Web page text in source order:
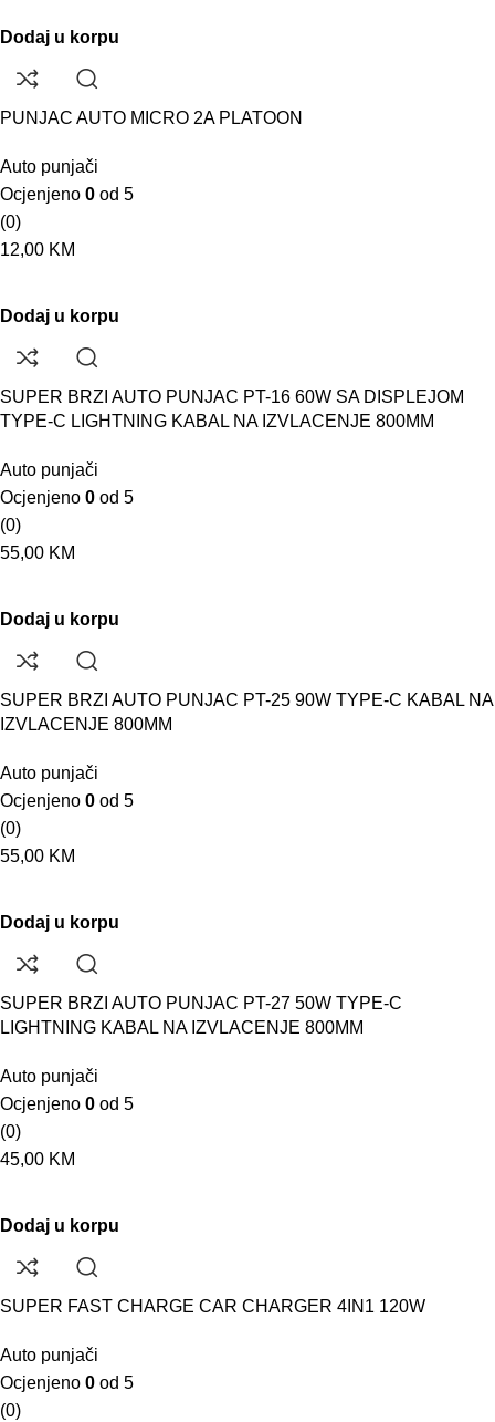
Dodaj u korpu
PUNJAC AUTO MICRO 2A PLATOON
Auto punjači
Ocjenjeno 0 od 5
(0)
12,00 KM
Dodaj u korpu
SUPER BRZI AUTO PUNJAC PT-16 60W SA DISPLEJOM
TYPE-C LIGHTNING KABAL NA IZVLACENJE 800MM
Auto punjači
Ocjenjeno 0 od 5
(0)
55,00 KM
Dodaj u korpu
SUPER BRZI AUTO PUNJAC PT-25 90W TYPE-C KABAL NA
IZVLACENJE 800MM
Auto punjači
Ocjenjeno 0 od 5
(0)
55,00 KM
Dodaj u korpu
SUPER BRZI AUTO PUNJAC PT-27 50W TYPE-C
LIGHTNING KABAL NA IZVLACENJE 800MM
Auto punjači
Ocjenjeno 0 od 5
(0)
45,00 KM
Dodaj u korpu
SUPER FAST CHARGE CAR CHARGER 4IN1 120W
Auto punjači
Ocjenjeno 0 od 5
(0)